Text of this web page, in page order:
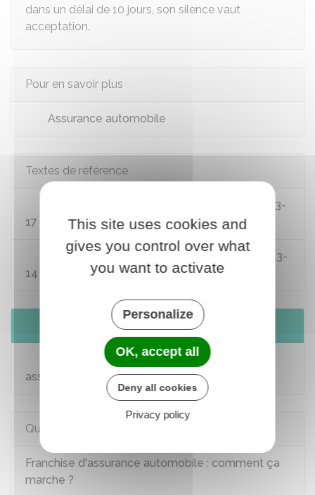
dans un délai de 10 jours, son silence vaut
acceptation.
Pour en savoir plus
Assurance automobile
Textes de référence
Code des assurances : articles L113-1 à L113-
17
Code des assurances : articles R113-1 à R113-
14
Services en ligne et formulaires
Déclarer une modification de risque à son
assureur
Questions ? Réponses !
Franchise d'assurance automobile : comment ça
marche ?
This site uses cookies and
gives you control over what
you want to activate
Personalize
OK, accept all
Deny all cookies
Privacy policy